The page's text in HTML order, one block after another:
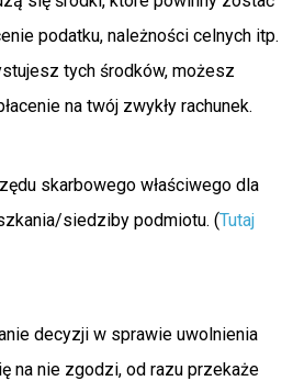
podatku, należności celnych itp.
tych środków, możesz
na twój zwykły rachunek.
skarbowego właściwego dla
siedziby podmiotu. (Tutaj
decyzji w sprawie uwolnienia
na nie zgodzi, od razu przekaże